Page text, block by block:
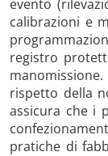
evento
calibrazioni e
registro
rispetto della
assicura che i
pratiche di